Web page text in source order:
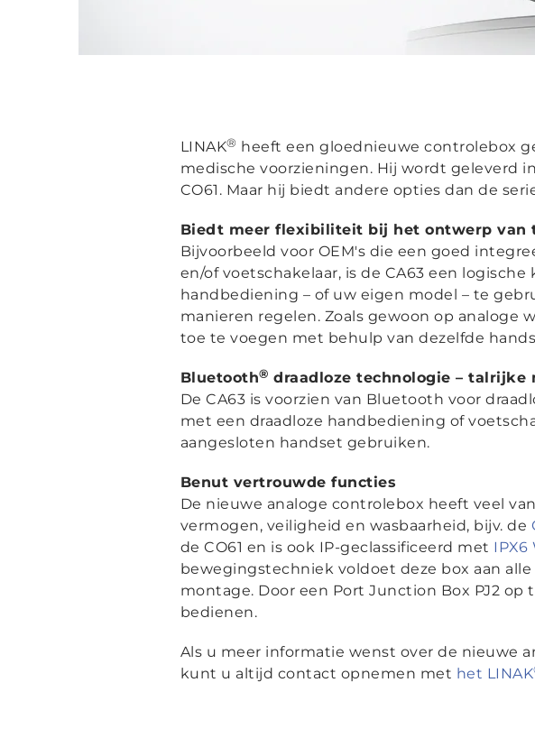
LINAK® heeft een gloednieuwe controlebox
medische voorzieningen. Hij wordt geleverd
CO61. Maar hij biedt andere opties dan de
Biedt meer flexibiliteit bij het ontwerp van
Bijvoorbeeld voor OEM's die een goed
en/of voetschakelaar, is de CA63 een
handbediening – of uw eigen model – te
manieren regelen. Zoals gewoon op analoge
toe te voegen met behulp van dezelfde
Bluetooth® draadloze technologie – talrijke
De CA63 is voorzien van Bluetooth voor
met een draadloze handbediening of
aangesloten handset gebruiken.
Benut vertrouwde functies
De nieuwe analoge controlebox heeft veel
vermogen, veiligheid en wasbaarheid, bijv. de
de CO61 en is ook IP-geclassificeerd met IPX6
bewegingstechniek voldoet deze box aan
montage. Door een Port Junction Box PJ2
bedienen.
Als u meer informatie wenst over de nieuwe
kunt u altijd contact opnemen met het LINAK